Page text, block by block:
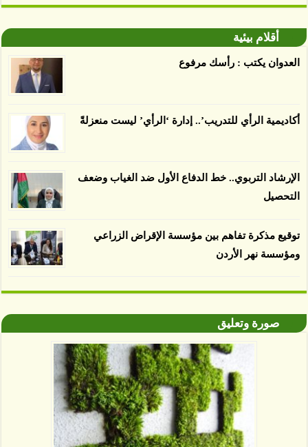
توصل العلماء إلى أن غابات زيت النخيل التي تم
اعتمادها على أنها مستدامة تدمرت بشكل أسرع من
الأرض غير المعتمدة، وذلك حسب دراسة كشفت
الغطاء عن أي ادعاءات تقول بأن الزيت يمكن ألا
صديقة للبيئة 38 في المئة من زراعتها منذ عام 2007،
أقلام بيئية
العدوان يكتب : رأسك مرفوع
أكاديمية الرأي للتدريب’.. إدارة ‘الرأي’ ليست منعزلةً
الإرشاد التربوي.. خط الدفاع الأول ضد الغياب وضعف
التحصيل
توقيع مذكرة تفاهم بين مؤسسة الإقراض الزراعي
ومؤسسة نهر الأردن
صورة وتعليق